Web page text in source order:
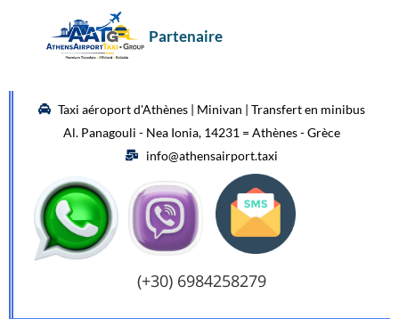
Partenaire
Taxi aéroport d'Athènes | Minivan | Transfert en minibus
Al. Panagouli - Nea Ionia, 14231 = Athènes - Grèce
info@athensairport.taxi
(+30) 6984258279